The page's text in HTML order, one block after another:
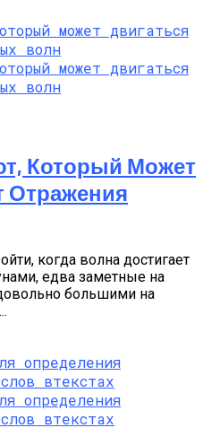
Который Может
Отражения
когда волна достигает
едва заметные на
большими на